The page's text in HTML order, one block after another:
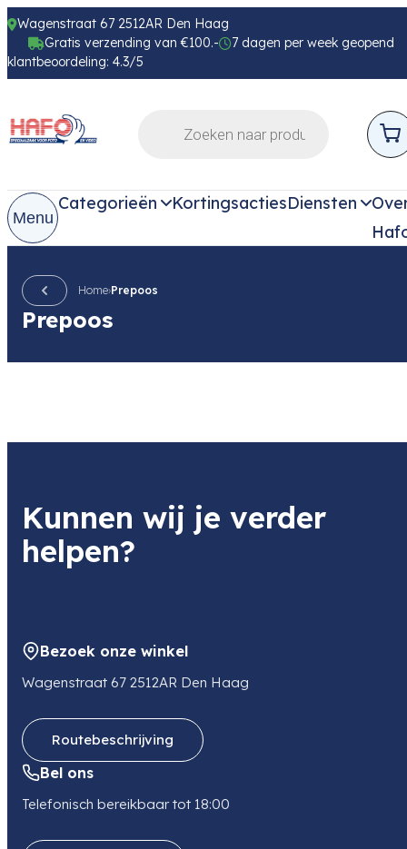
Wagenstraat 67 2512AR Den Haag
Gratis verzending van €100.-
7 dagen per week geopend
klantbeoordeling: 4.3/5
Menu
Categorieën KortingsactiesDiensten
Home›Prepoos
Prepoos
Kunnen wij je verder
helpen?
Bezoek onze winkel
Wagenstraat 67 2512AR Den Haag
Routebeschrijving
Bel ons
Telefonisch bereikbaar tot 18:00